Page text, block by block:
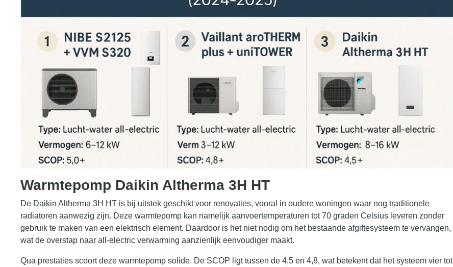
Warmtepomp Daikin Altherma 3H HT
De Daikin Altherma 3H HT is bij uitstek geschikt voor renovaties, vooral in oudere woningen waar nog traditionele
radiatoren aanwezig zijn. Deze warmtepomp kan namelijk aanvoertemperaturen tot 70 graden Celsius leveren zonder
gebruik te maken van een elektrisch element. Daardoor is het niet nodig om het bestaande afgiftesysteem te vervangen,
wat de overstap naar all-electric verwarming aanzienlijk eenvoudiger maakt.
Qua prestaties scoort deze warmtepomp solide. De SCOP ligt tussen de 4,5 en 4,8, wat betekent dat het systeem vier tot